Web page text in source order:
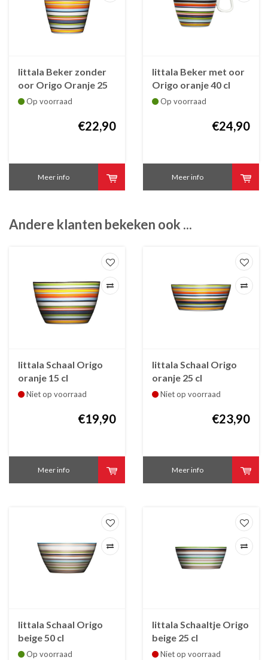
Iittala Beker zonder
oor Origo Oranje 25
clOp voorraad
€22,90
Meer info
Iittala Beker met oor
Origo oranje 40 cl
Op voorraad
€24,90
Meer info
Andere klanten bekeken ook ...
Iittala Schaal Origo
oranje 15 cl
Niet op voorraad
€19,90
Meer info
Iittala Schaal Origo
oranje 25 cl
Niet op voorraad
€23,90
Meer info
Iittala Schaal Origo
beige 50 cl
Op voorraad
Iittala Schaaltje Origo
beige 25 cl
Niet op voorraad